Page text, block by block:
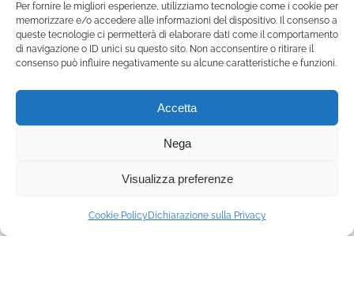
Per fornire le migliori esperienze, utilizziamo tecnologie come i cookie per
memorizzare e/o accedere alle informazioni del dispositivo. Il consenso a
queste tecnologie ci permetterà di elaborare dati come il comportamento
di navigazione o ID unici su questo sito. Non acconsentire o ritirare il
consenso può influire negativamente su alcune caratteristiche e funzioni.
Accetta
Nega
Visualizza preferenze
Cookie Policy Dichiarazione sulla Privacy
Solo etichette selezionate dal nostro sommelier
🥂
Champagne e spumanti serviti in calice o in
bottiglia
📦
Possibilità di take away elegante
🍰
Abbinamenti con mignon salati e dolci artigianali
Regali last minute perfetti per cene tra amici o
ricorrenze